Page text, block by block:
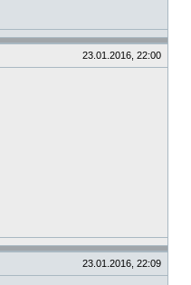
23.01.2016, 22:00
23.01.2016, 22:09